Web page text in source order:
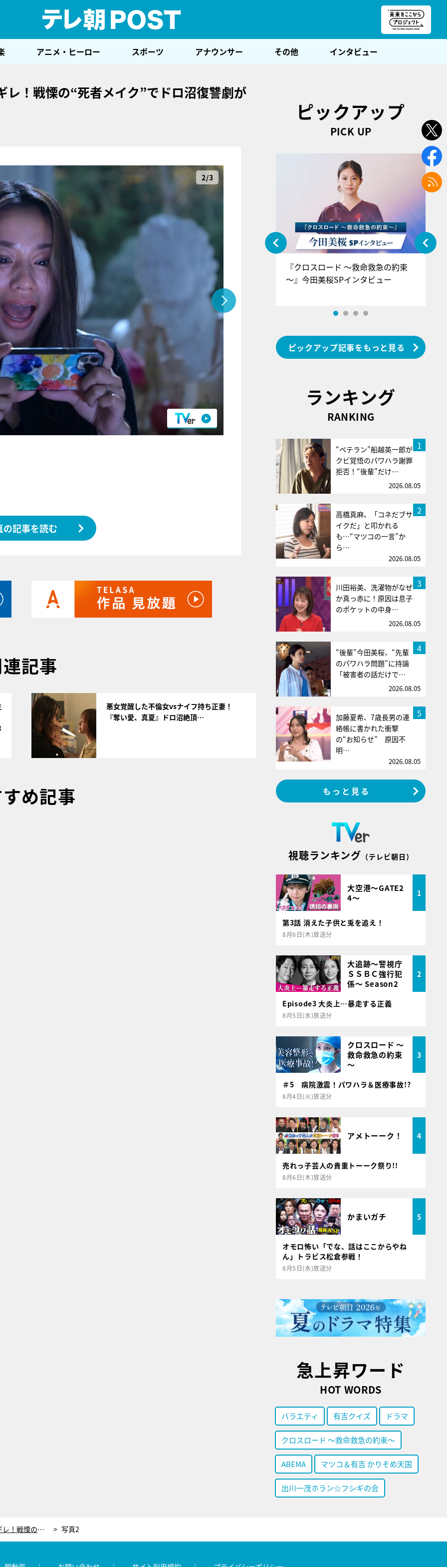
アニメ・ヒーロー スポーツ アナウンサー その他 インタビュー
レ！戦慄の“死者メイク”でドロ沼復讐劇が
2/3
の記事を読む
記事
悪女覚醒した不倫女vsナイフ持ち正妻！
『奪い愛、真夏』ドロ沼絶頂…
め記事
ピックアップ
PICK UP
『アイ＝ラブ！げーみんぐ』＝LOV
E齋藤樹愛羅＆佐々木舞香SPインタ
ビュー
『クロスロード ～救命救急の約束
～』今田美桜SPインタビュー
ピックアップ記事をもっと見る
ランキング
RANKING
1
“ベテラン”船越英一郎が
クビ覚悟のパワハラ謝罪
拒否！“後輩”だけ…
2026.08.05
2
高橋真麻、「コネだブサ
イクだ」と叩かれる
も…“マツコの一言”か
ら…
2026.08.05
3
川田裕美、洗濯物がなぜ
か真っ赤に！原因は息子
のポケットの中身…
2026.08.05
4
“後輩”今田美桜、“先輩
のパワハラ問題”に持論
「被害者の話だけで…
2026.08.05
5
加藤夏希、7歳長男の連
絡帳に書かれた衝撃
の“お知らせ” 原因不
明…
2026.08.05
もっと見る
視聴ランキング （テレビ朝日）
大空港～GATE2
4～
1
第3話 消えた子供と兎を追え！
8月6日(木)放送分
大追跡～警視庁
ＳＳＢＣ強行犯
係～ Season2
2
Episode3 大炎上…暴走する正義
8月5日(水)放送分
クロスロード ～
救命救急の約束
～
3
＃5 病院激震！パワハラ＆医療事故!?
8月4日(火)放送分
アメトーーク！ 4
売れっ子芸人の貴重トーーク祭り!!
8月6日(木)放送分
かまいガチ 5
オモロ怖い「でな、話はここからやね
ん」トラビス松倉参戦！
8月5日(水)放送分
急上昇ワード
HOT WORDS
バラエティ 有吉クイズ ドラマ
クロスロード ～救命救急の約束～
ABEMA マツコ＆有吉 かりそめ天国
出川一茂ホラン☆フシギの会
夫の“一線越え”目撃で正妻ブチギレ！戦慄の“死者メイク”でドロ沼復讐劇が最高潮へ＜奪い愛、真夏＞ 写真2